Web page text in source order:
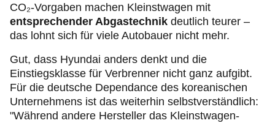
CO₂-Vorgaben machen Kleinstwagen mit
entsprechender Abgastechnik deutlich teurer –
das lohnt sich für viele Autobauer nicht mehr.
Gut, dass Hyundai anders denkt und die
Einstiegsklasse für Verbrenner nicht ganz aufgibt.
Für die deutsche Dependance des koreanischen
Unternehmens ist das weiterhin selbstverständlich:
"Während andere Hersteller das Kleinstwagen-